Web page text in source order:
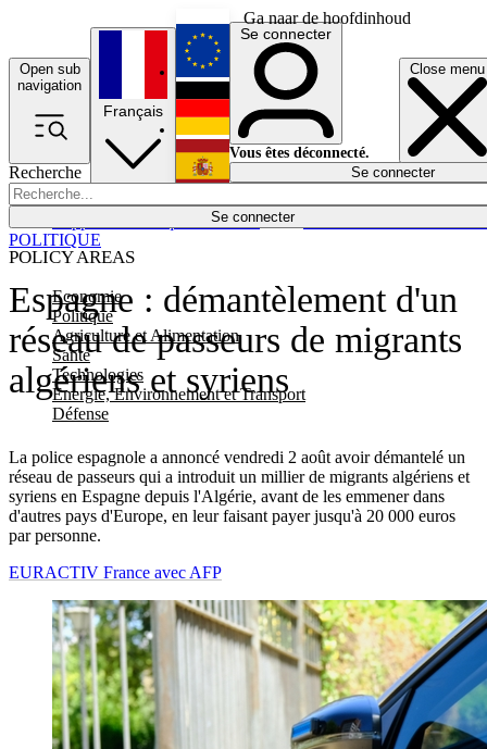
Ga naar de hoofdinhoud
Open sub
navigation
Close menu
Recherche
Se connecter
POLICY AREAS
Economie
Politique
Agriculture et Alimentation
Santé
Technologies
Energie, Environnement et Transport
Défense
Économie
Français
English
Deutsch
Español
Se connecter
Vous êtes déconnecté.
Se connecter
Espagne : démantèlement d'un
réseau de passeurs de migrants
algériens et syriens
La police espagnole a annoncé vendredi 2 août avoir démantelé un
réseau de passeurs qui a introduit un millier de migrants algériens et
syriens en Espagne depuis l'Algérie, avant de les emmener dans
d'autres pays d'Europe, en leur faisant payer jusqu'à 20 000 euros
par personne.
POLITIQUE
EURACTIV France avec AFP